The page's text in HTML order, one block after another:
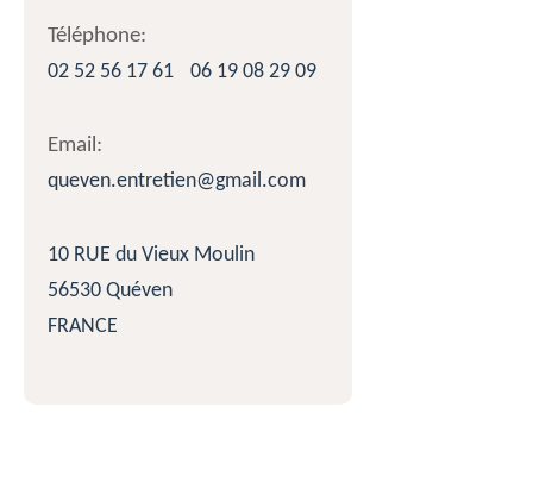
Téléphone:
02 52 56 17 61
06 19 08 29 09
Email:
queven.entretien@gmail.com
10 RUE du Vieux Moulin
56530 Quéven
FRANCE